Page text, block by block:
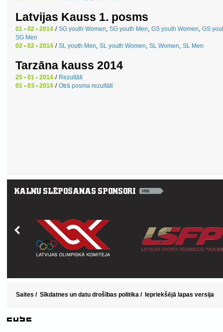
Latvijas Kauss 1. posms
01 • 02 • 2014 / SG youth Women, SG youth Men, GS youth Women, GS
SG Men
02 • 02 • 2014 / SL youth Men, SL youth Women, SL Women, SL Men
Tarzāna kauss 2014
25 • 01 • 2014 / Rezultāti
01 • 03 • 2014 / Otrā posma rezultāti
Saites / Sīkdatnes un datu drošības politika / Iepriekšējā lapas versija